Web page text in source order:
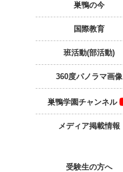
巣鴨の今
国際教育
班活動(部活動)
360度パノラマ画像
巣鴨学園チャンネル
メディア掲載情報
受験生の方へ